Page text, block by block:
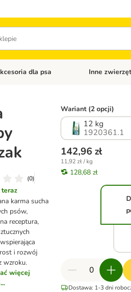
dla kota
menu kategorii: Karma dla psa
dla psa Otwórz menu
Inne
(0)
teraz
karma sucha
psów,
receptura,
i rozwój
wzroku.
więcej
Wariant (2 opcji)
12 kg
1920361.1
142,96 zł
11,92 zł / kg
128,68 zł
Dostawa: 1-3 dni